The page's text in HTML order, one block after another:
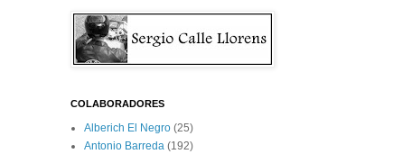
COLABORADORES
Alberich El Negro (25)
Antonio Barreda (192)